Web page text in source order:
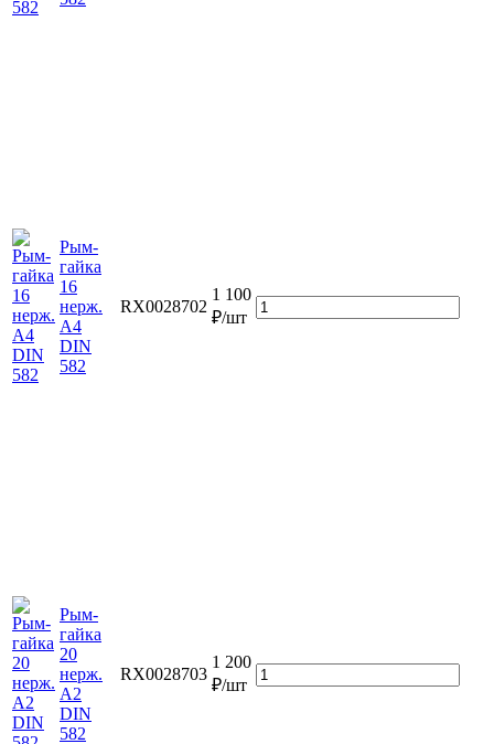
Рым-
гайка
16
нерж.
A4
DIN
582
RX0028702
1 100
₽/шт
Рым-
гайка
20
нерж.
А2
DIN
582
RX0028703
1 200
₽/шт